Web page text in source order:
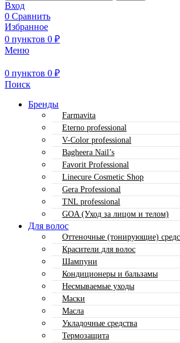
Вход
0 Сравнить
Избранное
0 пунктов 0 ₽
Меню
0 пунктов 0 ₽
Поиск
Бренды
Farmavita
Eterno professional
V-Color professional
Bagheera Nail’s
Favorit Professional
Linecure Cosmetic Shop
Gera Professional
TNL professional
GOA (Уход за лицом и телом)
Для волос
Оттеночные (тонирующие)
Красители для волос
Шампуни
Кондиционеры и бальзамы
Несмываемые уходы
Маски
Масла
Укладочные средства
Термозащита